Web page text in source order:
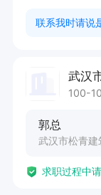
1. 大专及以
的核算能力。
技能。
联系我时请说
武汉
100-
郭总
武汉市松青建
求职过程中